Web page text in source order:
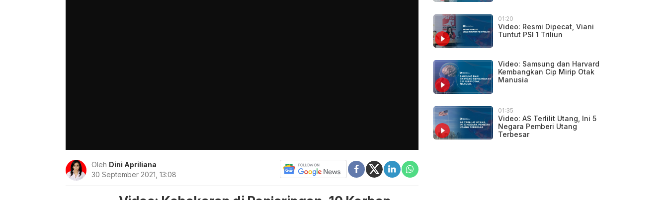
01:20
Video: Resmi Dipecat, Viani
Tuntut PSI 1 Triliun
Video: Samsung dan Harvard
Kembangkan Cip Mirip Otak
Manusia
01:35
Video: AS Terlilit Utang, Ini 5
Negara Pemberi Utang
Terbesar
Oleh Dini Apriliana
30 September 2021, 13:08